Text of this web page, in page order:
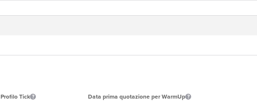
Profilo Tick Data prima quotazione per WarmUp